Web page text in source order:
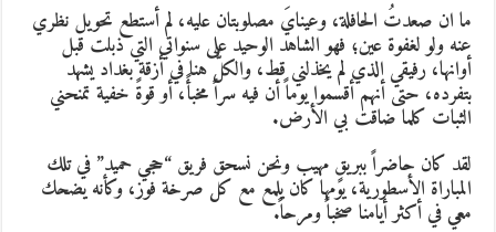
ان صعدتُ الحافلة، وعينايَ مصلوبتان عليه، لم أستطع تحويل نظري
ولو لغفوة عين؛ فهو الشاهد الوحيد على سنواتي التي ذبلت قبل
رفيقي الذي لم يخذلني قط، والكلُّ هنا في أزقة بغداد يشهد
حتى أنهم أقسموا يوماً أن فيه سراً مخبأً، أو قوةً خفية تمنحني
كلما ضاقت بي الأرض.
كان حاضراً ببريقٍ مهيب ونحن نسحق فريق “حجي حميد” في تلك
الأسطورية، يومها كان يلمع مع كل صرخة فوز، وكأنه يضحك
في أكثر أيامنا صخباً ومرحاً.